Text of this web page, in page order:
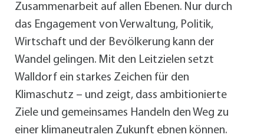
Zusammenarbeit auf allen Ebenen. Nur durch
das Engagement von Verwaltung, Politik,
Wirtschaft und der Bevölkerung kann der
Wandel gelingen. Mit den Leitzielen setzt
Walldorf ein starkes Zeichen für den
Klimaschutz – und zeigt, dass ambitionierte
Ziele und gemeinsames Handeln den Weg zu
einer klimaneutralen Zukunft ebnen können.